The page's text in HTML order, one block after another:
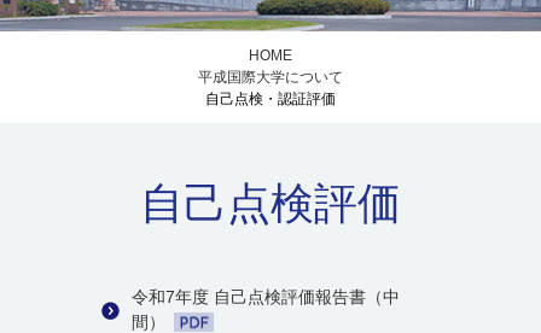
HOME
平成国際大学について
自己点検・認証評価
自己点検評価
令和7年度 自己点検評価報告書（中
間）